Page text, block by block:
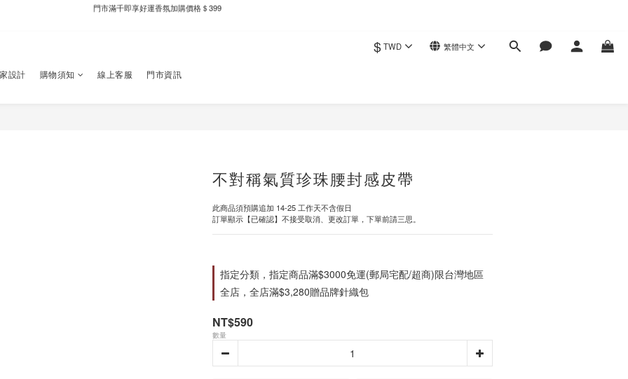
新自製款系列首批限時優惠｜單件95折，任兩件9折
$ TWD 繁體中文
設計 購物須知 線上客服 門市資訊
不對稱氣質珍珠腰封感皮帶
此商品須預購追加 14-25 工作天不含假日
訂單顯示【已確認】不接受取消、更改訂單，下單前請三思。
指定分類，指定商品滿$3000免運(郵局宅配/超商)限台灣地區
全店，全店滿$3,280贈品牌針織包
NT$590
數量